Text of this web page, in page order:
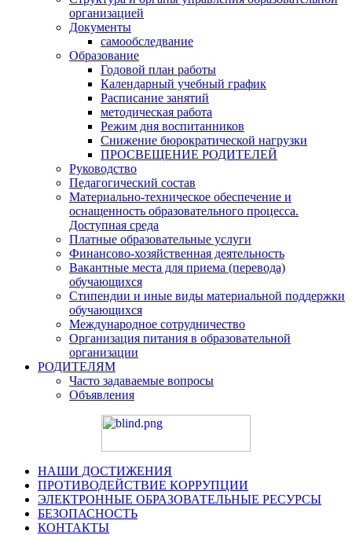
организацией
Документы
самообследвание
Образование
Годовой план работы
Календарный учебный график
Расписание занятий
методическая работа
Режим дня воспитанников
Снижение бюрократической нагрузки
ПРОСВЕЩЕНИЕ РОДИТЕЛЕЙ
Руководство
Педагогический состав
Материально-техническое обеспечение и
оснащенность образовательного процесса.
Доступная среда
Платные образовательные услуги
Финансово-хозяйственная деятельность
Вакантные места для приема (перевода)
обучающихся
Стипендии и иные виды материальной поддержки
обучающихся
Международное сотрудничество
Организация питания в образовательной
организации
РОДИТЕЛЯМ
Часто задаваемые вопросы
Объявления
НАШИ ДОСТИЖЕНИЯ
ПРОТИВОДЕЙСТВИЕ КОРРУПЦИИ
ЭЛЕКТРОННЫЕ ОБРАЗОВАТЕЛЬНЫЕ РЕСУРСЫ
БЕЗОПАСНОСТЬ
КОНТАКТЫ